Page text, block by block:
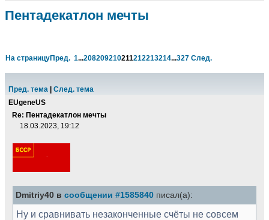
Пентадекатлон мечты
На страницуПред. 1...208209210211212213214...327 След.
Пред. тема
След. тема
EUgeneUS
Re: Пентадекатлон мечты
18.03.2023, 19:12
Dmitriy40 в сообщении #1585840 писал(а):
Ну и сравнивать незаконченные счёты не совсем